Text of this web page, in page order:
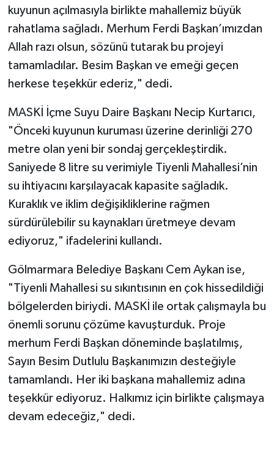
kuyunun açılmasıyla birlikte mahallemiz büyük
rahatlama sağladı. Merhum Ferdi Başkan’ımızdan
Allah razı olsun, sözünü tutarak bu projeyi
tamamladılar. Besim Başkan ve emeği geçen
herkese teşekkür ederiz," dedi.
MASKİ İçme Suyu Daire Başkanı Necip Kurtarıcı,
"Önceki kuyunun kuruması üzerine derinliği 270
metre olan yeni bir sondaj gerçekleştirdik.
Saniyede 8 litre su verimiyle Tiyenli Mahallesi’nin
su ihtiyacını karşılayacak kapasite sağladık.
Kuraklık ve iklim değişikliklerine rağmen
sürdürülebilir su kaynakları üretmeye devam
ediyoruz," ifadelerini kullandı.
Gölmarmara Belediye Başkanı Cem Aykan ise,
"Tiyenli Mahallesi su sıkıntısının en çok hissedildiği
bölgelerden biriydi. MASKİ ile ortak çalışmayla bu
önemli sorunu çözüme kavuşturduk. Proje
merhum Ferdi Başkan döneminde başlatılmış,
Sayın Besim Dutlulu Başkanımızın desteğiyle
tamamlandı. Her iki başkana mahallemiz adına
teşekkür ediyoruz. Halkımız için birlikte çalışmaya
devam edeceğiz," dedi.